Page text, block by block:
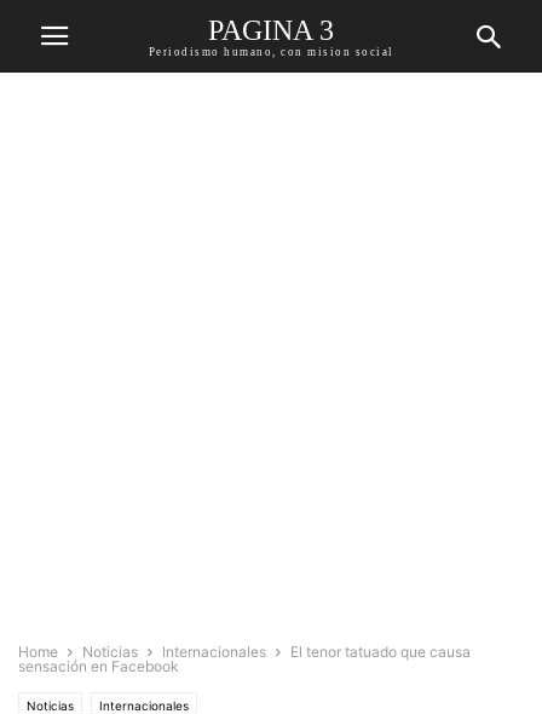
PAGINA 3
Periodismo humano, con mision social
Home Noticias Internacionales
El tenor tatuado que causa
sensación en Facebook
Noticias Internacionales